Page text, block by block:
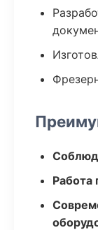
Работа